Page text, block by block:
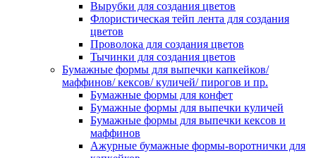
Вырубки для создания цветов
Флористическая тейп лента для создания
цветов
Проволока для создания цветов
Тычинки для создания цветов
Бумажные формы для выпечки капкейков/
маффинов/ кексов/ куличей/ пирогов и пр.
Бумажные формы для конфет
Бумажные формы для выпечки куличей
Бумажные формы для выпечки кексов и
маффинов
Ажурные бумажные формы-воротнички для